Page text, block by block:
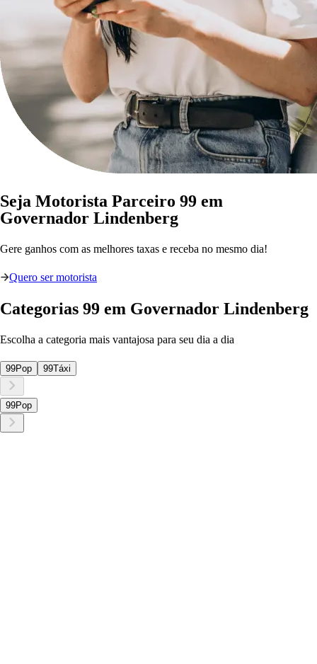
Seja Motorista Parceiro 99 em
Governador Lindenberg
Gere ganhos com as melhores taxas e receba no mesmo dia!
Quero ser motorista
Categorias 99 em Governador Lindenberg
Escolha a categoria mais vantajosa para seu dia a dia
99Pop 99Táxi
99Pop